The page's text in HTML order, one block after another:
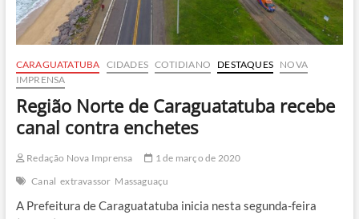
CARAGUATATUBA CIDADES COTIDIANO DESTAQUES NOVA
IMPRENSA
Região Norte de Caraguatatuba recebe
canal contra enchetes
Redação Nova Imprensa
1 de março de 2020
Canal extravassor Massaguaçu
A Prefeitura de Caraguatatuba inicia nesta segunda-feira